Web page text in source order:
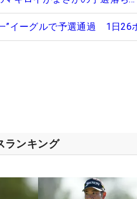
”イーグルで予選通過 1日26
ランキング